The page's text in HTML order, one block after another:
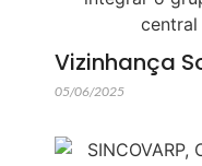
Vizinhança
05/06/2025